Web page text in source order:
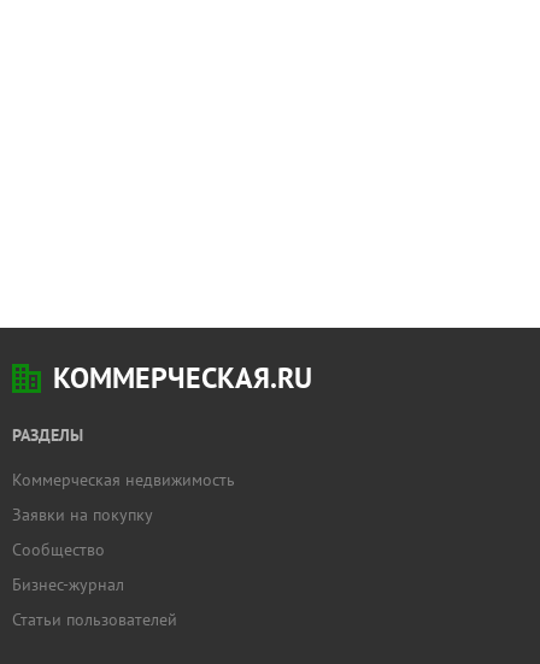
КОММЕРЧЕСКАЯ.RU
РАЗДЕЛЫ
Коммерческая недвижимость
Заявки на покупку
Сообщество
Бизнес-журнал
Статьи пользователей